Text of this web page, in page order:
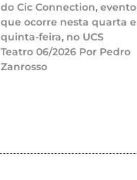
do Cic Connection, evento
que ocorre nesta quarta e
quinta-feira, no UCS
Teatro 06/2026 Por Pedro
Zanrosso